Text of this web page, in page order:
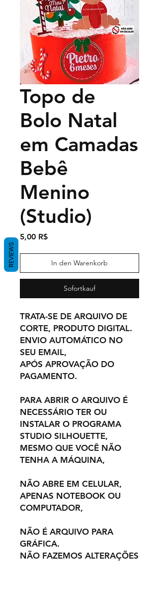
Topo de
Bolo Natal
em Camadas
Bebê
Menino
(Studio)
5,00 R$Preis
In den Warenkorb
Sofortkauf
TRATA-SE DE ARQUIVO DE
CORTE, PRODUTO DIGITAL.
ENVIO AUTOMÁTICO NO
SEU EMAIL,
APÓS APROVAÇÃO DO
PAGAMENTO.
PARA ABRIR O ARQUIVO É
NECESSÁRIO TER OU
INSTALAR O PROGRAMA
STUDIO SILHOUETTE,
MESMO QUE VOCÊ NÃO
TENHA A MÁQUINA,
NÃO ABRE EM CELULAR,
APENAS NOTEBOOK OU
COMPUTADOR,
NÃO É ARQUIVO PARA
GRÁFICA.
NÃO FAZEMOS ALTERAÇÕES
REVIEWS